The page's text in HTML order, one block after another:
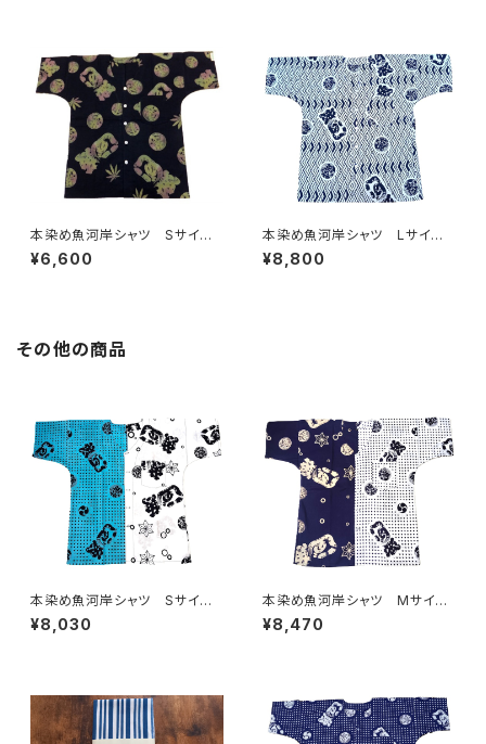
シャツ 焼津 浜通り 港町
本染め魚河岸シャツ Sサイ
ズ 認定証付き 木綿晒 麻の
葉柄 黒×迷彩カモ 日本製
¥6,600
本染め魚河岸シャツ Lサイ
ズ 認定証付き 木綿晒 菱青
海波×伝統魚河岸柄 白×紺
¥8,800
その他の商品
本染め魚河岸シャツ Sサイ
ズ 認定証付き 木綿晒 伝統
豆絞り柄×涼麻柄 水色×白
てぬぐいシャツ 濱いちシャツ
焼津 浜通り 港町
¥8,030
本染め魚河岸シャツ Mサイ
ズ 認定証付き 木綿晒 日本
製 涼麻柄×伝統豆絞り柄 紺
ぐいシャツ 濱いちシャツ 焼
津 浜通り 港町
¥8,470